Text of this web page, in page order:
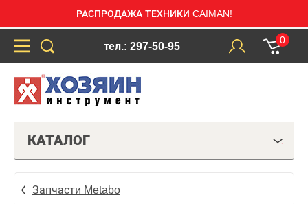
РАСПРОДАЖА ТЕХНИКИ CAIMAN!
тел.: 297-50-95
0
КАТАЛОГ
Запчасти Metabo